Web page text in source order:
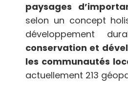
paysages
selon un concept
développement
conservation et
les communautés
actuellement 213